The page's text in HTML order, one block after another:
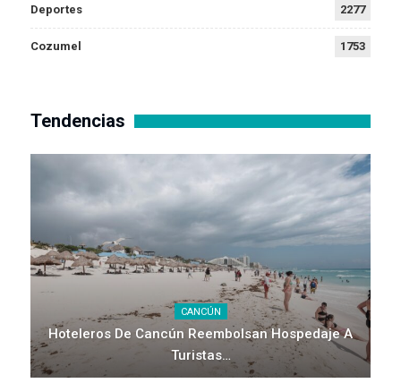
Deportes 2277
Cozumel 1753
Tendencias
CANCÚN
Hoteleros De Cancún Reembolsan Hospedaje A
Turistas…